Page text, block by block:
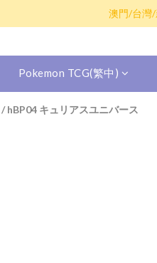
散卡買滿
澳門/台灣
Pokemon TCG(繁中)
/hBP04 キュリアスユニバース